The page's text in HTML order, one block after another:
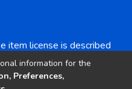
item license is described
NonCommercial-
information for the
Preferences,